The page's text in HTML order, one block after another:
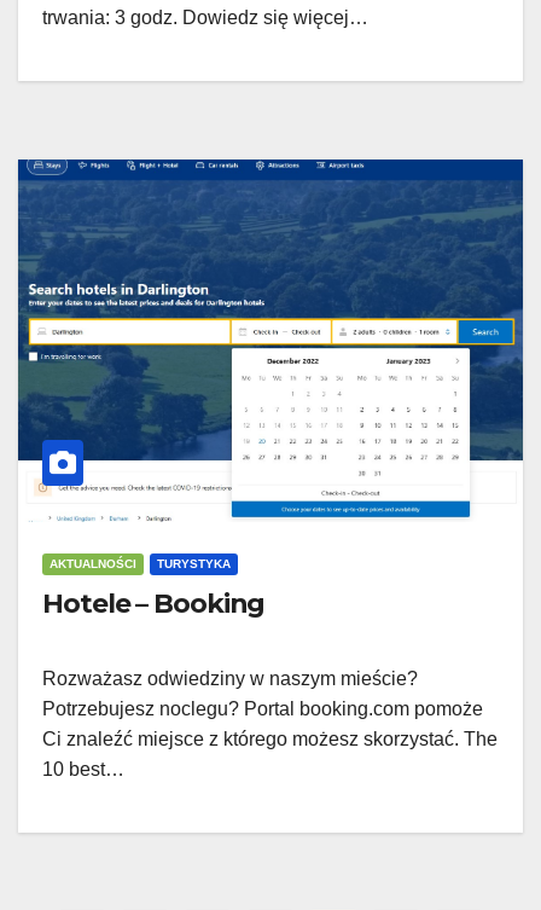
trwania: 3 godz. Dowiedz się więcej…
AKTUALNOŚCI TURYSTYKA
Hotele – Booking
Rozważasz odwiedziny w naszym mieście?
Potrzebujesz noclegu? Portal booking.com pomoże
Ci znaleźć miejsce z którego możesz skorzystać. The
10 best…